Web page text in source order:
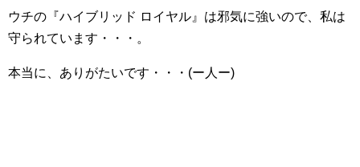
ウチの『ハイブリッド ロイヤル』は邪気に強いので、私は
守られています・・・。
本当に、ありがたいです・・・(ー人ー)